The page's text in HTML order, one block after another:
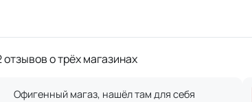
о трёх магазинах
Офигенный магаз, нашёл там для себя